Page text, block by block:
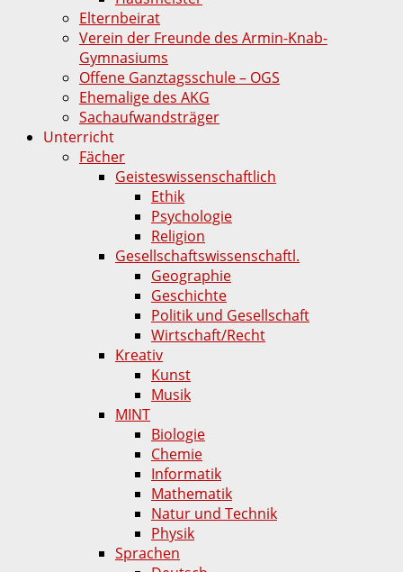
Elternbeirat
Verein der Freunde des Armin-Knab-
Gymnasiums
Offene Ganztagsschule – OGS
Ehemalige des AKG
Sachaufwandsträger
Unterricht
Fächer
Geisteswissenschaftlich
Ethik
Psychologie
Religion
Gesellschaftswissenschaftl.
Geographie
Geschichte
Politik und Gesellschaft
Wirtschaft/Recht
Kreativ
Kunst
Musik
MINT
Biologie
Chemie
Informatik
Mathematik
Natur und Technik
Physik
Sprachen